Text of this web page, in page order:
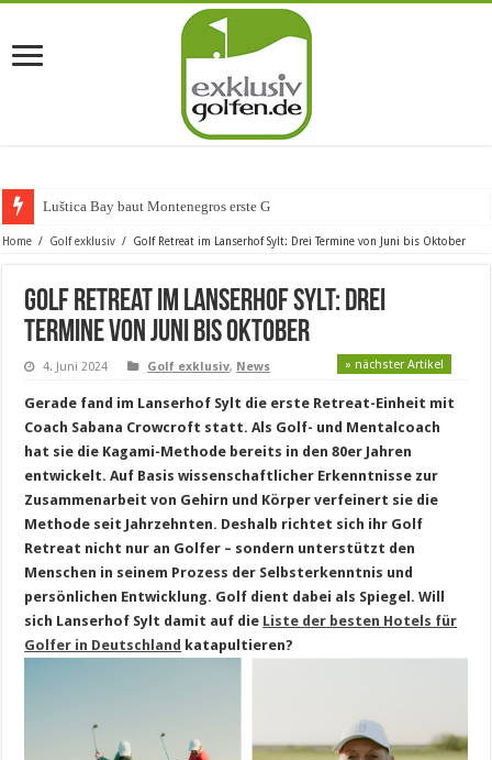
Luštica Bay baut Montenegros erste Golf-Communit
Home / Golf exklusiv / Golf Retreat im Lanserhof Sylt: Drei Termine von Juni bis Oktober
Golf Retreat im Lanserhof Sylt: Drei
Termine von Juni bis Oktober
4. Juni 2024 Golf exklusiv, News » nächster Artikel
Gerade fand im Lanserhof Sylt die erste Retreat-Einheit mit
Coach Sabana Crowcroft statt. Als Golf- und Mentalcoach
hat sie die Kagami-Methode bereits in den 80er Jahren
entwickelt. Auf Basis wissenschaftlicher Erkenntnisse zur
Zusammenarbeit von Gehirn und Körper verfeinert sie die
Methode seit Jahrzehnten. Deshalb richtet sich ihr Golf
Retreat nicht nur an Golfer – sondern unterstützt den
Menschen in seinem Prozess der Selbsterkenntnis und
persönlichen Entwicklung. Golf dient dabei als Spiegel. Will
sich Lanserhof Sylt damit auf die Liste der besten Hotels für
Golfer in Deutschland katapultieren?